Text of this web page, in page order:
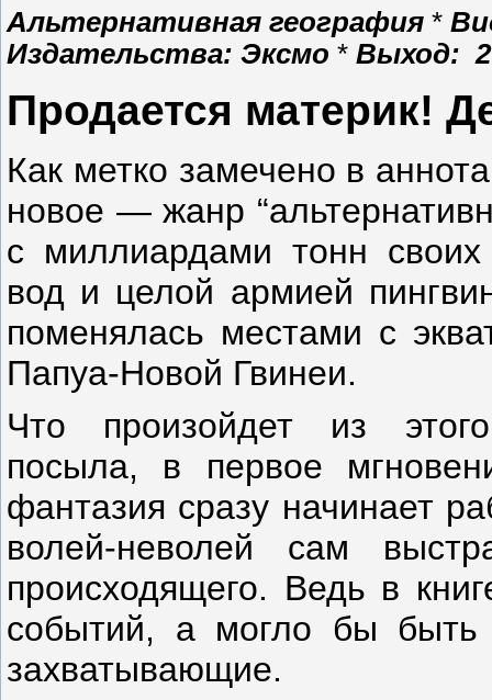
Альтернативная география *
Издательства: Эксмо * Выход:
Продается материк!
Как метко замечено в
новое — жанр
с миллиардами тонн
вод и целой армией
поменялась местами с
Папуа-Новой Гвинеи.
Что произойдет из этого
посыла, в первое
фантазия сразу начинает
волей-неволей сам
происходящего. Ведь в
событий, а могло бы
захватывающие.